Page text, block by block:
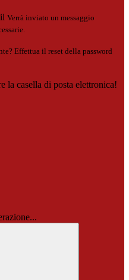
Verrà inviato un messaggio
Effettua il reset della password
la casella di posta elettronica!